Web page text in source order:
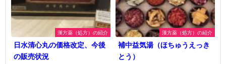
漢方薬（処方）の紹介
日水清心丸の価格改定、今後
の販売状況
漢方薬（処方）の紹介
補中益気湯（ほちゅうえっき
とう）